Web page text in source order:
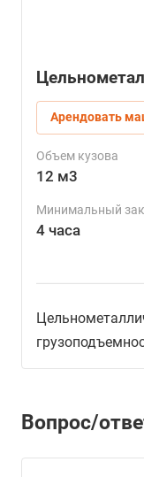
Арендовать
Объем кузова
12 м3
Минимальный
4 часа
Вопрос/